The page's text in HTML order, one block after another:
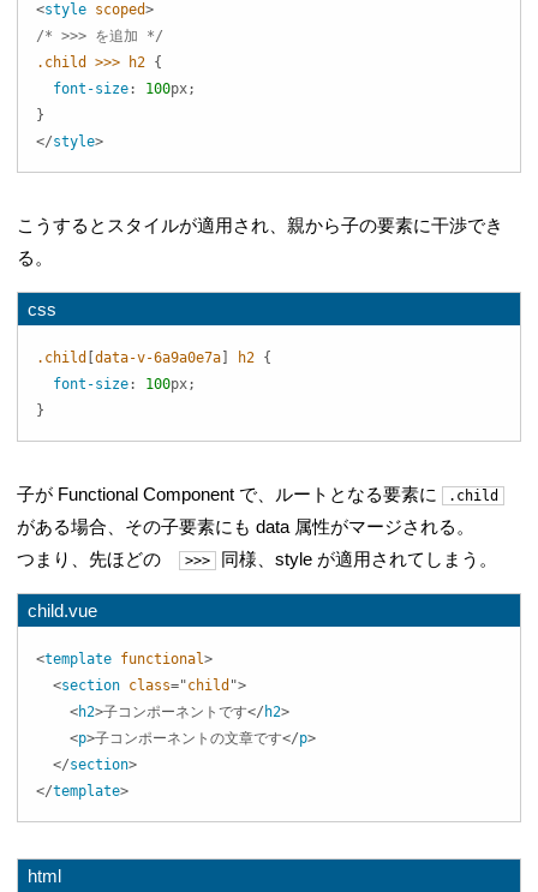
<style scoped>
/* >>> を追加 */
.child
>>> h2 {
font-size: 100px;
}
</style>
こうするとスタイルが適用され、親から子の要素に干渉でき
る。
css
.child data-v-6a9a0e7a h2 {
font-size: 100px;
}
子が Functional Component で、ルートとなる要素に .child
がある場合、その子要素にも data 属性がマージされる。
つまり、先ほどの
>>> 同様、style が適用されてしまう。
child.vue
<template functional>
<section class="child ">
<h2>子コンポーネントです</ h2>
<p>子コンポーネントの文章です</p>
</section>
</template>
html